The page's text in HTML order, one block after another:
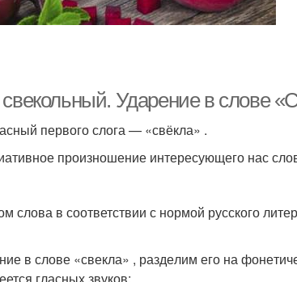
Ударение в слове
пер­во­го сло­га — «свёк­ла» .
про­из­но­ше­ние инте­ре­су­ю­ще­го нас
сло­ва в соот­вет­ствии с нор­мой рус­ско­го
в сло­ве «свек­ла» , раз­де­лим его на